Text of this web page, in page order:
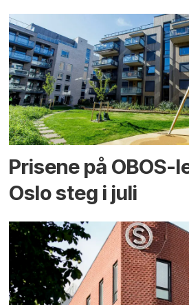
Prisene på OBOS-
Oslo steg i juli